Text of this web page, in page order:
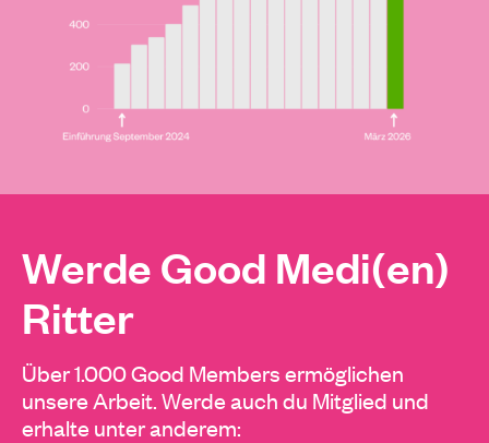
Werde Good Medi(en)
Ritter
Über 1.000 Good Members ermöglichen
unsere Arbeit. Werde auch du Mitglied und
erhalte unter anderem: